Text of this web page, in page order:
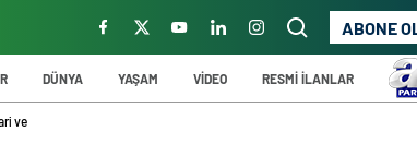
ABONE OL
DÜNYA YAŞAM VİDEO RESMİ İLANLAR
ve